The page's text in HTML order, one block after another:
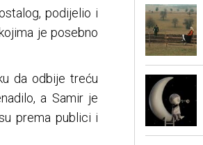
podijelio i
je posebno
da odbije treću
a Samir je
prema publici i